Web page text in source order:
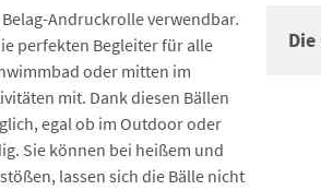
Belag-Andruckrolle verwendbar.
perfekten Begleiter für alle
oder mitten im
mit. Dank diesen Bällen
egal ob im Outdoor oder
Sie können bei heißem und
lassen sich die Bälle nicht